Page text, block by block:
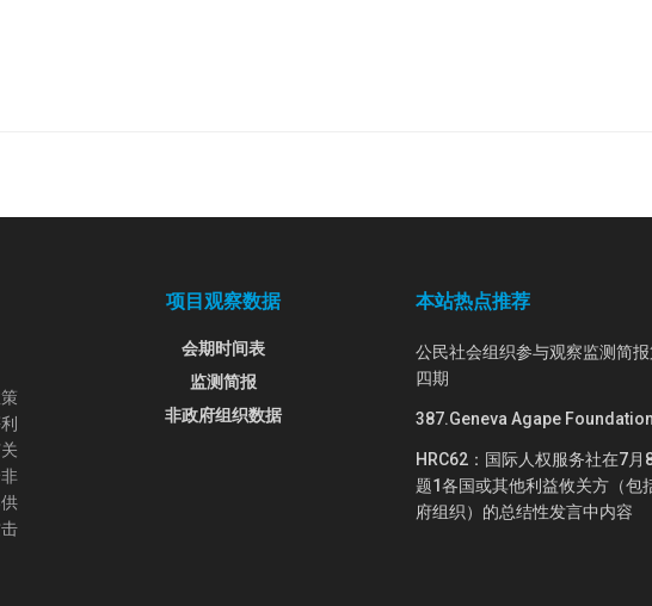
项目观察数据
会期时间表
监测简报
非政府组织数据
本站热点推荐
公民社会组织参与观察监测简
四期
387.Geneva Agape Foundation
HRC62：国际人权服务社在7月
题1各国或其他利益攸关方（包
府组织）的总结性发言中内容